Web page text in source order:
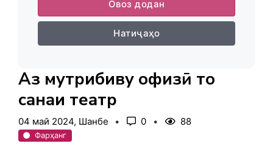
Овоз додан
Натиҷаҳо
Аз мутрибиву ҳофизӣ то
саҳнаи театр
04 май 2024, Шанбе 0 88
Фарҳанг